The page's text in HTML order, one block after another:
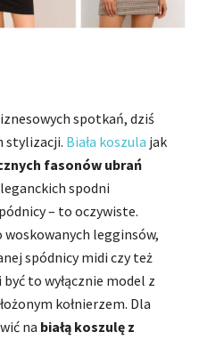
spotkań, dziś
stylizacji. Biała koszula jak
fasonów ubrań
spodni
– to oczywiste.
woskowanych legginsów,
spódnicy midi czy też
to wyłącznie model z
kołnierzem. Dla
na białą koszulę z